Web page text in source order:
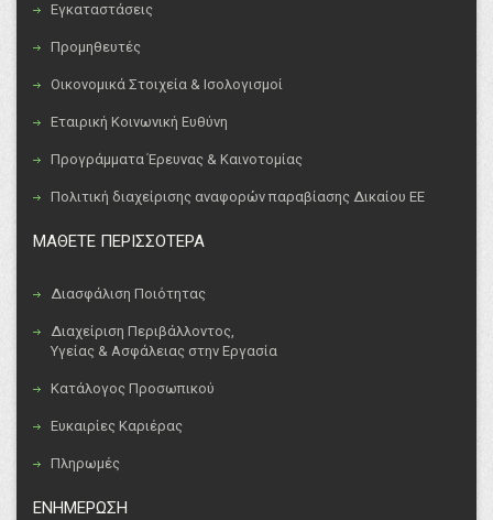
Εγκαταστάσεις
Προμηθευτές
Οικονομικά Στοιχεία & Ισολογισμοί
Εταιρική Κοινωνική Ευθύνη
Προγράμματα Έρευνας & Καινοτομίας
Πολιτική διαχείρισης αναφορών παραβίασης Δικαίου ΕΕ
ΜΑΘΕΤΕ ΠΕΡΙΣΣΟΤΕΡΑ
Διασφάλιση Ποιότητας
Διαχείριση Περιβάλλοντος,
Υγείας & Ασφάλειας στην Εργασία
Κατάλογος Προσωπικού
Ευκαιρίες Καριέρας
Πληρωμές
ΕΝΗΜΕΡΩΣΗ